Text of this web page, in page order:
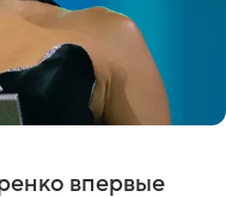
впервые